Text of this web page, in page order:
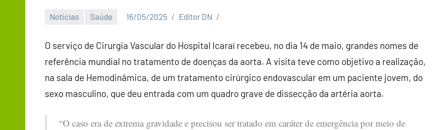
Notícias Saúde 16/05/2025 Editor DN
O serviço de Cirurgia Vascular do Hospital Icaraí recebeu, no dia 14 de maio, grandes nomes de
referência mundial no tratamento de doenças da aorta. A visita teve como objetivo a realização,
na sala de Hemodinâmica, de um tratamento cirúrgico endovascular em um paciente jovem, do
sexo masculino, que deu entrada com um quadro grave de dissecção da artéria aorta.
“O caso era de extrema gravidade e precisou ser tratado em caráter de emergência por meio de